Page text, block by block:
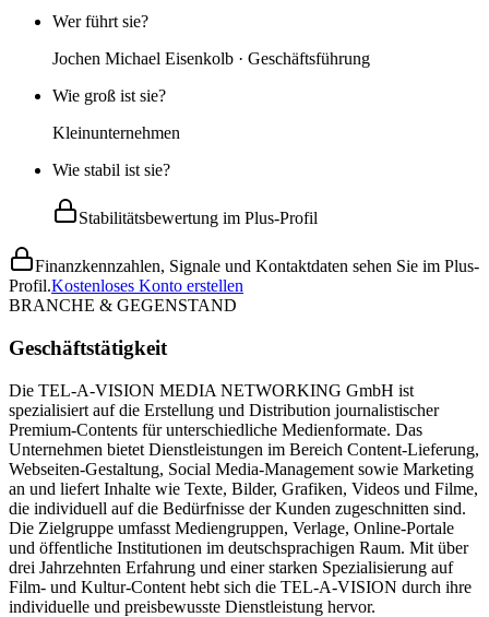
Wer führt sie?
Jochen Michael Eisenkolb · Geschäftsführung
Wie groß ist sie?
Kleinunternehmen
Wie stabil ist sie?
Stabilitätsbewertung im Plus-Profil
Finanzkennzahlen, Signale und Kontaktdaten sehen Sie im Plus-
Profil.Kostenloses Konto erstellen
BRANCHE & GEGENSTAND
Geschäftstätigkeit
Die TEL-A-VISION MEDIA NETWORKING GmbH ist
spezialisiert auf die Erstellung und Distribution journalistischer
Premium-Contents für unterschiedliche Medienformate. Das
Unternehmen bietet Dienstleistungen im Bereich Content-Lieferung,
Webseiten-Gestaltung, Social Media-Management sowie Marketing
an und liefert Inhalte wie Texte, Bilder, Grafiken, Videos und Filme,
die individuell auf die Bedürfnisse der Kunden zugeschnitten sind.
Die Zielgruppe umfasst Mediengruppen, Verlage, Online-Portale
und öffentliche Institutionen im deutschsprachigen Raum. Mit über
drei Jahrzehnten Erfahrung und einer starken Spezialisierung auf
Film- und Kultur-Content hebt sich die TEL-A-VISION durch ihre
individuelle und preisbewusste Dienstleistung hervor.